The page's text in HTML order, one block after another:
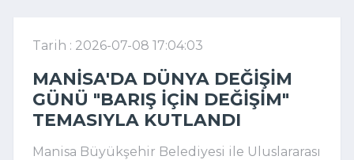
Tarih : 2026-07-08 17:04:03
MANISA'DA DÜNYA DEĞIŞIM
GÜNÜ "BARIŞ İÇIN DEĞIŞIM"
TEMASIYLA KUTLANDI
Manisa Büyükşehir Belediyesi ile Uluslararası